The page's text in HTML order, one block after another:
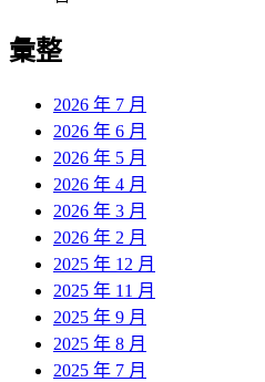
彙整
2026 年 7 月
2026 年 6 月
2026 年 5 月
2026 年 4 月
2026 年 3 月
2026 年 2 月
2025 年 12 月
2025 年 11 月
2025 年 9 月
2025 年 8 月
2025 年 7 月